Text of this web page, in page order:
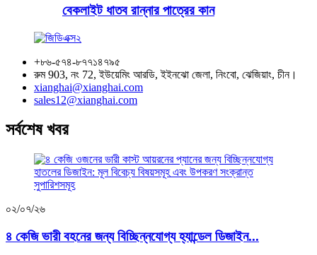
বেকলাইট ধাতব রান্নার পাত্রের কান
+৮৬-৫৭৪-৮৭৭১৪৭৯৫
রুম 903, নং 72, ইউয়েমিং আরডি, ইইনঝো জেলা, নিংবো, ঝেজিয়াং, চীন।
xianghai@xianghai.com
sales12@xianghai.com
সর্বশেষ খবর
০২/০৭/২৬
৪ কেজি ভারী বহনের জন্য বিচ্ছিন্নযোগ্য হ্যান্ডেল ডিজাইন...